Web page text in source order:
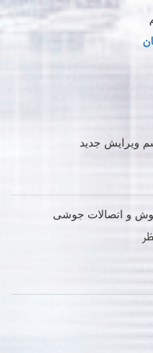
قیمت
ویرایش جدید
و اتصالات جوشی